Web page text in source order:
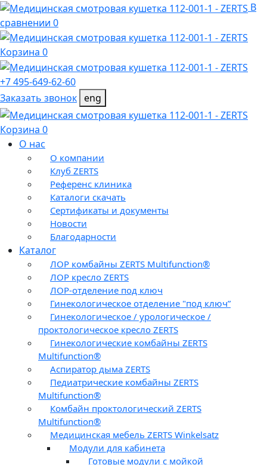
В
сравнении 0
Корзина 0
+7 495-649-62-60
Заказать звонок eng
Корзина 0
О нас
О компании
Клуб ZERTS
Референс клиника
Каталоги скачать
Сертификаты и документы
Новости
Благодарности
Каталог
ЛОР комбайны ZERTS Multifunction®
ЛОР кресло ZERTS
ЛОР-отделение под ключ
Гинекологическое отделение "под ключ”
Гинекологическое / урологическое /
проктологическое кресло ZERTS
Гинекологические комбайны ZERTS
Multifunction®
Аспиратор дыма ZERTS
Педиатрические комбайны ZERTS
Multifunction®
Комбайн проктологический ZERTS
Multifunction®
Медицинская мебель ZERTS Winkelsatz
Модули для кабинета
Готовые модули с мойкой